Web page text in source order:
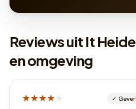
Reviews uit It
en omgeving
★★★★★ ✓